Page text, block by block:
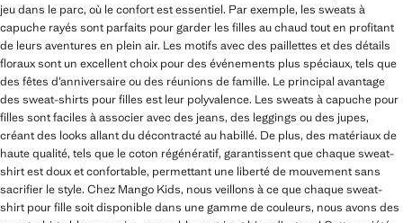
jeu dans le parc, où le confort est essentiel. Par exemple, les sweats à
capuche rayés sont parfaits pour garder les filles au chaud tout en profitant
de leurs aventures en plein air. Les motifs avec des paillettes et des détails
floraux sont un excellent choix pour des événements plus spéciaux, tels que
des fêtes d’anniversaire ou des réunions de famille. Le principal avantage
des sweat-shirts pour filles est leur polyvalence. Les sweats à capuche pour
filles sont faciles à associer avec des jeans, des leggings ou des jupes,
créant des looks allant du décontracté au habillé. De plus, des matériaux de
haute qualité, tels que le coton régénératif, garantissent que chaque sweat-
shirt est doux et confortable, permettant une liberté de mouvement sans
sacrifier le style. Chez Mango Kids, nous veillons à ce que chaque sweat-
shirt pour fille soit disponible dans une gamme de couleurs, nous avons des